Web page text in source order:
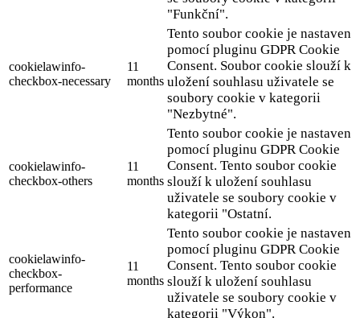
"Funkční".
cookielawinfo-
checkbox-necessary
11
months
Tento soubor cookie je nastaven
pomocí pluginu GDPR Cookie
Consent. Soubor cookie slouží k
uložení souhlasu uživatele se
soubory cookie v kategorii
"Nezbytné".
cookielawinfo-
checkbox-others
11
months
Tento soubor cookie je nastaven
pomocí pluginu GDPR Cookie
Consent. Tento soubor cookie
slouží k uložení souhlasu
uživatele se soubory cookie v
kategorii "Ostatní.
cookielawinfo-
checkbox-
performance
11
months
Tento soubor cookie je nastaven
pomocí pluginu GDPR Cookie
Consent. Tento soubor cookie
slouží k uložení souhlasu
uživatele se soubory cookie v
kategorii "Výkon".